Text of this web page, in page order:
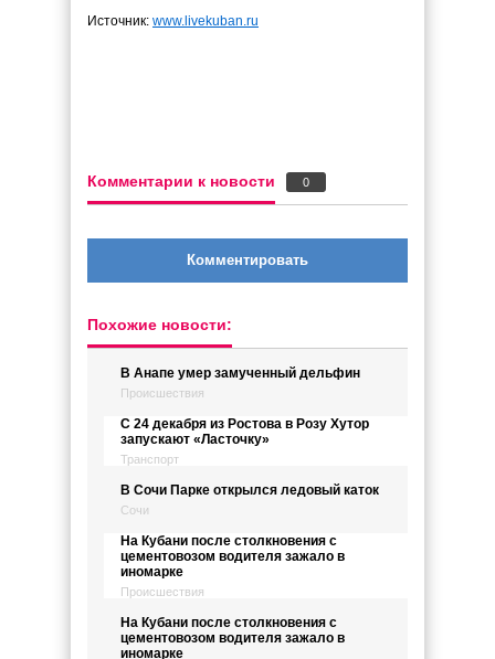
Источник: www.livekuban.ru
Комментарии к новости 0
Комментировать
Похожие новости:
В Анапе умер замученный дельфин
Происшествия
С 24 декабря из Ростова в Розу Хутор
запускают «Ласточку»
Транспорт
В Сочи Парке открылся ледовый каток
Сочи
На Кубани после столкновения с
цементовозом водителя зажало в
иномарке
Происшествия
На Кубани после столкновения с
цементовозом водителя зажало в
иномарке